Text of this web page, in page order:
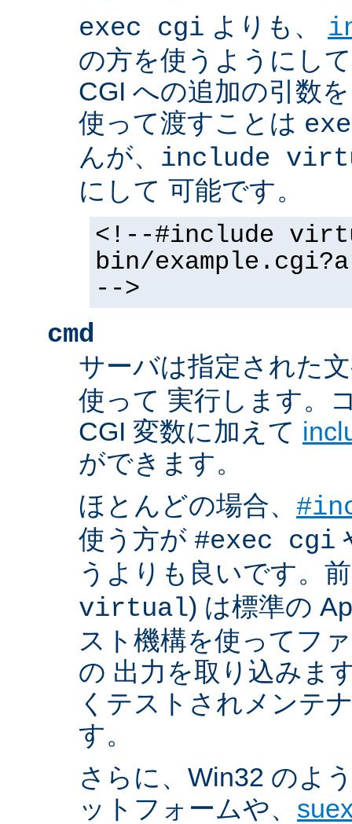
exec cgi よりも、
の方を使うようにし
CGI への追加の引数
使って渡すことは
んが、 include
にして 可能です。
<!--#include
bin/
-->
cmd
サーバは指定された
使って 実行します。
CGI 変数に加えて
ができます。
ほとんどの場合、
使う方が #exec cgi
うよりも良いです。
virtual) は標準の
スト機構を使ってフ
の 出力を取り込みま
くテストされメンテ
す。
さらに、Win32 のよ
ットフォームや、